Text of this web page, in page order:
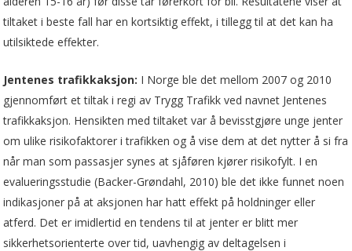
tiltaket i beste fall har en kortsiktig effekt, i tillegg til at det kan ha
utilsiktede effekter.
Jentenes trafikkaksjon: I Norge ble det mellom 2007 og 2010
gjennomført et tiltak i regi av Trygg Trafikk ved navnet Jentenes
trafikkaksjon. Hensikten med tiltaket var å bevisstgjøre unge jenter
om ulike risikofaktorer i trafikken og å vise dem at det nytter å si fra
når man som passasjer synes at sjåføren kjører risikofylt. I en
evalueringsstudie (Backer-Grøndahl, 2010) ble det ikke funnet noen
indikasjoner på at aksjonen har hatt effekt på holdninger eller
atferd. Det er imidlertid en tendens til at jenter er blitt mer
sikkerhetsorienterte over tid, uavhengig av deltagelsen i